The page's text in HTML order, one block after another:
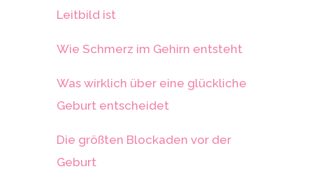
Leitbild ist
Wie Schmerz im Gehirn entsteht
Was wirklich über eine glückliche
Geburt entscheidet
Die größten Blockaden vor der
Geburt